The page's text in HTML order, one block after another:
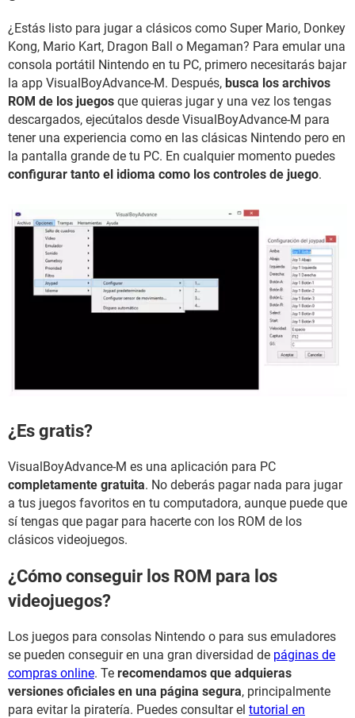
¿Estás listo para jugar a clásicos como Super Mario, Donkey
Kong, Mario Kart, Dragon Ball o Megaman? Para emular una
consola portátil Nintendo en tu PC, primero necesitarás bajar
la app VisualBoyAdvance-M. Después, busca los archivos
ROM de los juegos que quieras jugar y una vez los tengas
descargados, ejecútalos desde VisualBoyAdvance-M para
tener una experiencia como en las clásicas Nintendo pero en
la pantalla grande de tu PC. En cualquier momento puedes
configurar tanto el idioma como los controles de juego.
¿Es gratis?
VisualBoyAdvance-M es una aplicación para PC
completamente gratuita. No deberás pagar nada para jugar
a tus juegos favoritos en tu computadora, aunque puede que
sí tengas que pagar para hacerte con los ROM de los
clásicos videojuegos.
¿Cómo conseguir los ROM para los
videojuegos?
Los juegos para consolas Nintendo o para sus emuladores
se pueden conseguir en una gran diversidad de páginas de
compras online. Te recomendamos que adquieras
versiones oficiales en una página segura, principalmente
para evitar la piratería. Puedes consultar el tutorial en